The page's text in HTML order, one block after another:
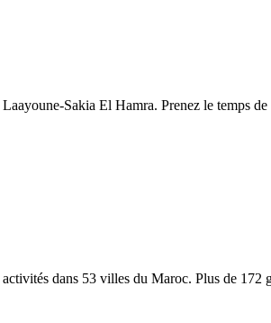
Sakia El Hamra. Prenez le temps
dans 53 villes du Maroc. Plus de 172